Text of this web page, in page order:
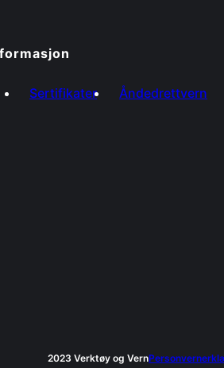
Sertifikater Åndedrettvern
2023 Verktøy og Vern